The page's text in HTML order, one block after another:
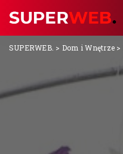
SUPERWEB. > Dom i Wnętrze >